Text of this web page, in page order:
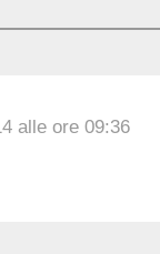
alle ore 09:36